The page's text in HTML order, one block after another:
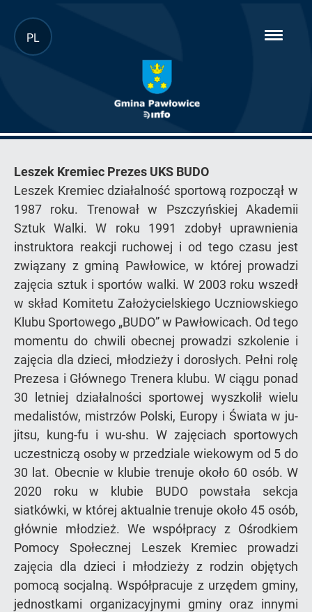
Przejdź
do
PL
Leszek Kremiec Prezes UKS BUDO
Leszek Kremiec działalność sportową rozpoczął w
1987 roku. Trenował w Pszczyńskiej Akademii
Sztuk Walki. W roku 1991 zdobył uprawnienia
instruktora reakcji ruchowej i od tego czasu jest
związany z gminą Pawłowice, w której prowadzi
zajęcia sztuk i sportów walki. W 2003 roku wszedł
w skład Komitetu Założycielskiego Uczniowskiego
Klubu Sportowego „BUDO” w Pawłowicach. Od tego
momentu do chwili obecnej prowadzi szkolenie i
zajęcia dla dzieci, młodzieży i dorosłych. Pełni rolę
Prezesa i Głównego Trenera klubu. W ciągu ponad
30 letniej działalności sportowej wyszkolił wielu
medalistów, mistrzów Polski, Europy i Świata w ju-
jitsu, kung-fu i wu-shu. W zajęciach sportowych
uczestniczą osoby w przedziale wiekowym od 5 do
30 lat. Obecnie w klubie trenuje około 60 osób. W
2020 roku w klubie BUDO powstała sekcja
siatkówki, w której aktualnie trenuje około 45 osób,
głównie młodzież. We współpracy z Ośrodkiem
Pomocy Społecznej Leszek Kremiec prowadzi
zajęcia dla dzieci i młodzieży z rodzin objętych
pomocą socjalną. Współpracuje z urzędem gminy,
jednostkami organizacyjnymi gminy oraz innymi